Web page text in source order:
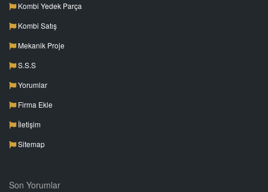
Kombi Yedek Parça
Kombi Satış
Mekanik Proje
S.S.S
Yorumlar
Firma Ekle
İletişim
Sitemap
Son Yorumlar